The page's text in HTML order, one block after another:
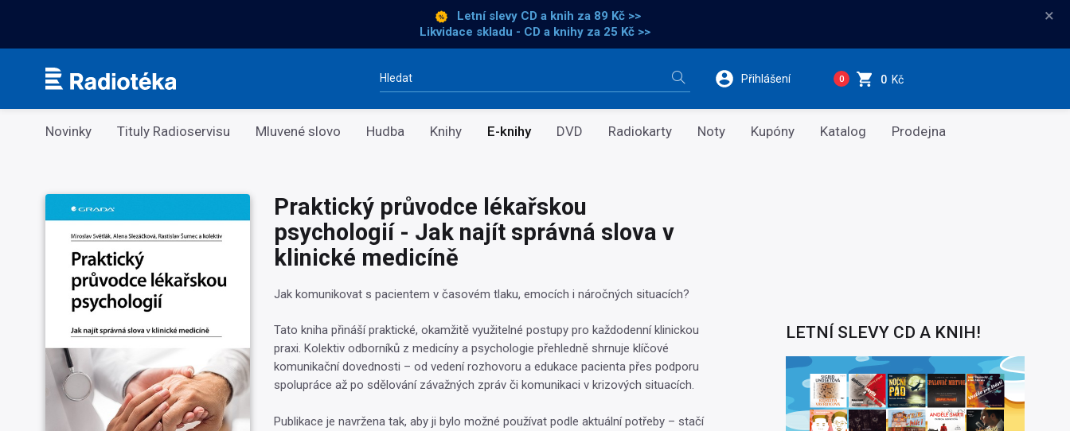
Letní slevy CD a knih za 89 Kč >>
Likvidace skladu - CD a knihy za 25 Kč >>
×
Vyhledávání Přihlášení 0 0 Kč
Kategorie
Novinky Tituly Radioservisu Mluvené slovo Hudba Knihy E-knihy DVD Radiokarty Noty Kupóny Katalog Prodejna
Praktický průvodce lékařskou
psychologií - Jak najít správná slova v
klinické medicíně
Jak komunikovat s pacientem v časovém tlaku, emocích i náročných situacích?
Tato kniha přináší praktické, okamžitě využitelné postupy pro každodenní klinickou
praxi. Kolektiv odborníků z medicíny a psychologie přehledně shrnuje klíčové
komunikační dovednosti – od vedení rozhovoru a edukace pacienta přes podporu
spolupráce až po sdělování závažných zpráv či komunikaci v krizových situacích.
Publikace je navržena tak, aby ji bylo možné používat podle aktuální potřeby – stačí
LETNÍ SLEVY CD A KNIH!